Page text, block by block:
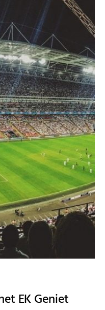
EK Geniet